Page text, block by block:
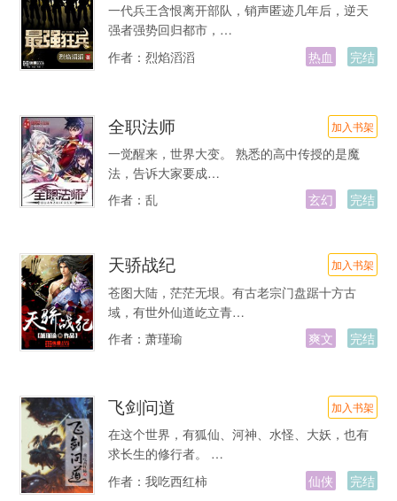
一代兵王含恨离开部队，销声匿迹几年后，逆天
强者强势回归都市，…
作者： 烈焰滔滔 热血 完结
全职法师 加入书架
一觉醒来，世界大变。 熟悉的高中传授的是魔
法，告诉大家要成…
作者： 乱 玄幻 完结
天骄战纪 加入书架
苍图大陆，茫茫无垠。有古老宗门盘踞十方古
域，有世外仙道屹立青…
作者： 萧瑾瑜 爽文 完结
飞剑问道 加入书架
在这个世界，有狐仙、河神、水怪、大妖，也有
求长生的修行者。 …
作者： 我吃西红柿 仙侠 完结